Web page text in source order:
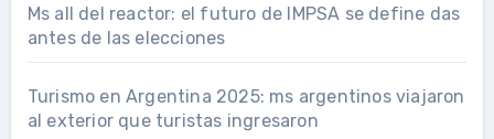
Ms all del reactor: el futuro de IMPSA se define das
antes de las elecciones
Turismo en Argentina 2025: ms argentinos viajaron
al exterior que turistas ingresaron